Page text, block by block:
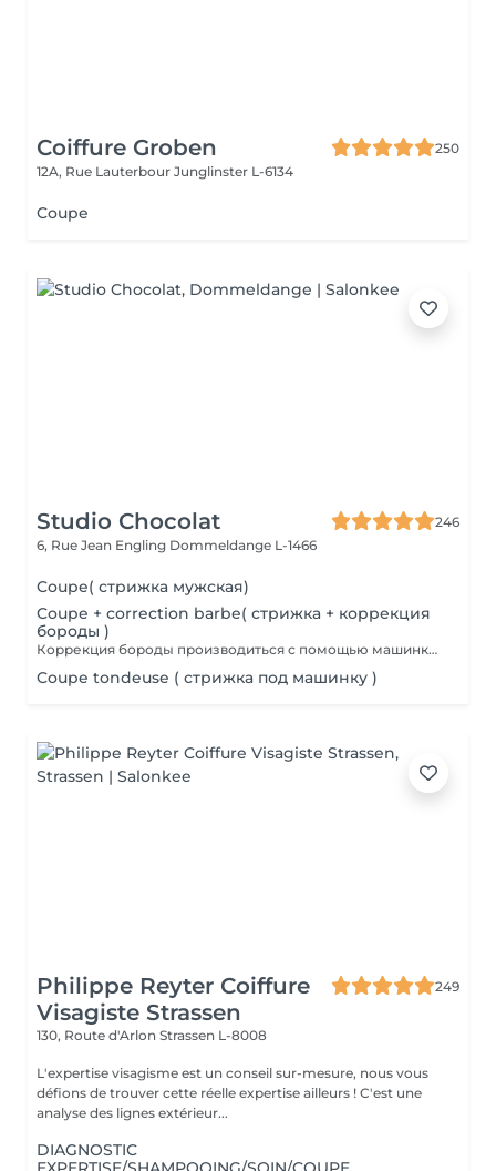
Coiffure Groben
250
12A, Rue Lauterbour Junglinster L-6134
Coupe
Studio Chocolat
246
6, Rue Jean Engling Dommeldange L-1466
Coupe( стрижка мужская)
Coupe + correction barbe( стрижка + коррекция
бороды )
Коррекция бороды производиться с помощью машинки для стрижки волос.
Coupe tondeuse ( стрижка под машинку )
Philippe Reyter Coiffure
Visagiste Strassen
249
130, Route d'Arlon Strassen L-8008
L'expertise visagisme est un conseil sur-mesure, nous vous
défions de trouver cette réelle expertise ailleurs ! C'est une
analyse des lignes extérieur...
DIAGNOSTIC